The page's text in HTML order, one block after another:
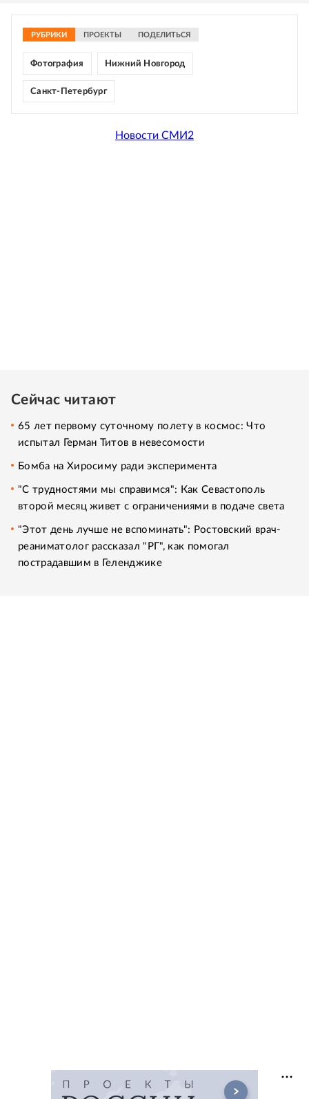
РУБРИКИ ПРОЕКТЫ ПОДЕЛИТЬСЯ
Фотография Нижний Новгород
Санкт-Петербург
Новости СМИ2
Сейчас читают
65 лет первому суточному полету в космос: Что
испытал Герман Титов в невесомости
Бомба на Хиросиму ради эксперимента
"С трудностями мы справимся": Как Севастополь
второй месяц живет с ограничениями в подаче света
"Этот день лучше не вспоминать": Ростовский врач-
реаниматолог рассказал "РГ", как помогал
пострадавшим в Геленджике